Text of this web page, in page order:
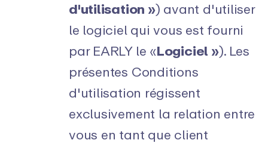
d'utilisation ») avant d'utiliser
le logiciel qui vous est fourni
par EARLY le «Logiciel »). Les
présentes Conditions
d'utilisation régissent
exclusivement la relation entre
vous en tant que client